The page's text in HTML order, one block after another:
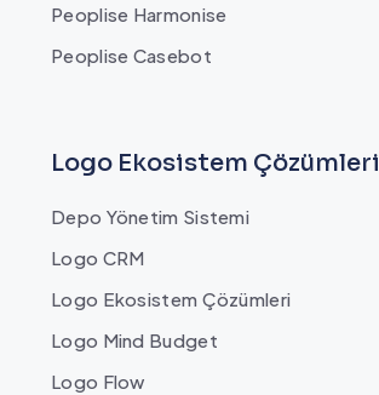
Peoplise Harmonise
Peoplise Casebot
Logo Ekosistem Çözümleri
Depo Yönetim Sistemi
Logo CRM
Logo Ekosistem Çözümleri
Logo Mind Budget
Logo Flow